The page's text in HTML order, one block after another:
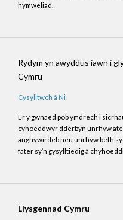
hymweliad.
Rydym yn awyddus iawn i
Cymru
Cysylltwch â Ni
Er y gwnaed pob ymdrech i
cyhoeddwyr dderbyn unrhyw
anghywirdeb neu unrhyw beth
fater sy’n gysylltiedig â
Llysgennad Cymru